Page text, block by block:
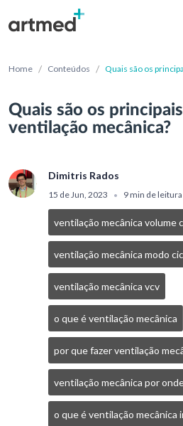
Home / Conteúdos / Quais são os
Quais são os
ventilação mecânica?
Dimitris Rados
15 de Jun, 2023 • 9 min de leitura
ventilação mecânica volume
ventilação mecânica modo
ventilação mecânica vcv
o que é ventilação mecânica
por que fazer ventilação
ventilação mecânica por
o que é ventilação mecânica